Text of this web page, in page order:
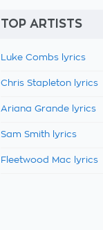
TOP ARTISTS
Luke Combs lyrics
Chris Stapleton lyrics
Ariana Grande lyrics
Sam Smith lyrics
Fleetwood Mac lyrics